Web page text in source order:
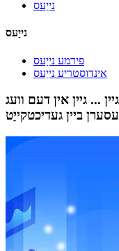
נייַעס
נייַעס
פירמע נייַעס
אינדוסטריע נייַעס
... גיין אין דעם וועג